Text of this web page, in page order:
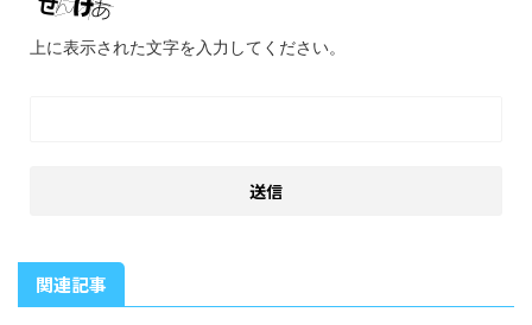
上に表示された文字を入力してください。
関連記事